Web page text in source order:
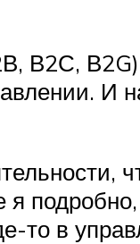
В2С,
И
я
то в